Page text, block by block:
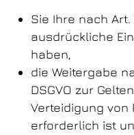
Sie Ihre nach Art.
ausdrückliche
haben,
die Weitergabe
DSGVO zur
Verteidigung
erforderlich ist